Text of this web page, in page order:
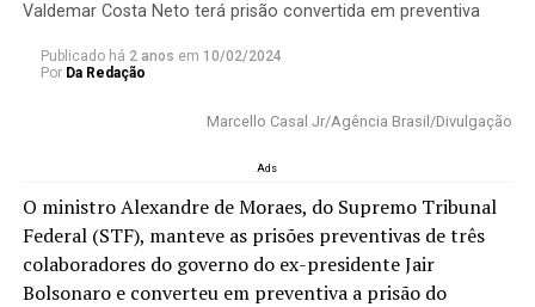
Valdemar Costa Neto terá prisão convertida em preventiva
Publicado há 2 anos em 10/02/2024
Por Da Redação
Marcello Casal Jr/Agência Brasil/Divulgação
Ads
O ministro Alexandre de Moraes, do Supremo Tribunal
Federal (STF), manteve as prisões preventivas de três
colaboradores do governo do ex-presidente Jair
Bolsonaro e converteu em preventiva a prisão do